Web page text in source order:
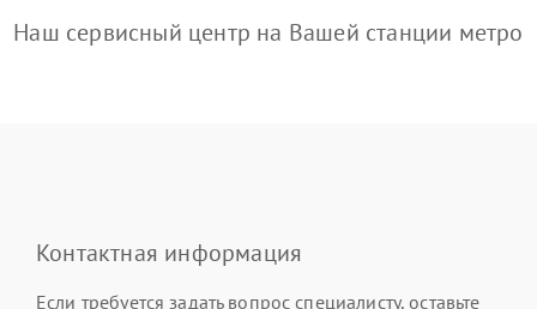
Наш сервисный центр на Вашей станции метро
Контактная информация
Если требуется задать вопрос специалисту, оставьте